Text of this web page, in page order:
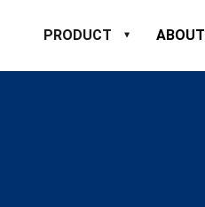
PRODUCT ABOUT